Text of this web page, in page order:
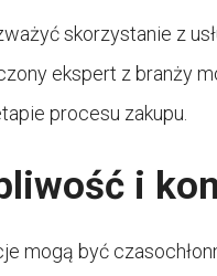
skorzystanie z
ekspert z branży
procesu zakupu.
i
mogą być